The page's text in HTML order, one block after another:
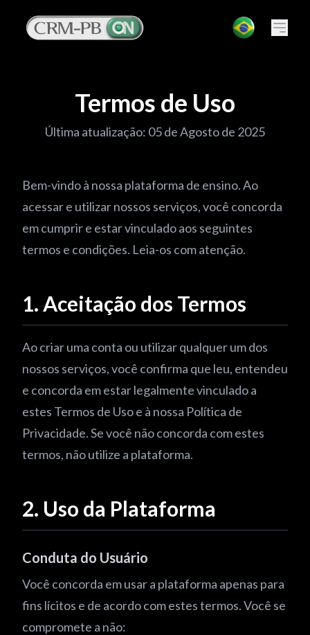
Termos de Uso
Última atualização: 05 de Agosto de 2025
Bem-vindo à nossa plataforma de ensino. Ao
acessar e utilizar nossos serviços, você concorda
em cumprir e estar vinculado aos seguintes
termos e condições. Leia-os com atenção.
1. Aceitação dos Termos
Ao criar uma conta ou utilizar qualquer um dos
nossos serviços, você confirma que leu, entendeu
e concorda em estar legalmente vinculado a
estes Termos de Uso e à nossa Política de
Privacidade. Se você não concorda com estes
termos, não utilize a plataforma.
2. Uso da Plataforma
Conduta do Usuário
Você concorda em usar a plataforma apenas para
fins lícitos e de acordo com estes termos. Você se
compromete a não: